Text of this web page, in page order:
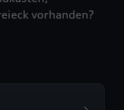
vorhanden?